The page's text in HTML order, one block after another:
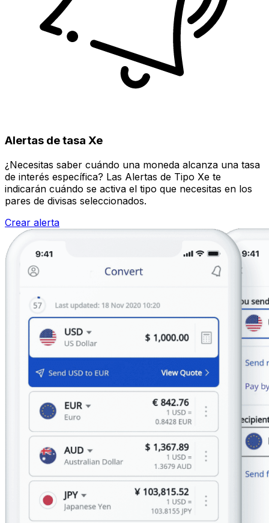
Alertas de tasa Xe
¿Necesitas saber cuándo una moneda alcanza una tasa
de interés específica? Las Alertas de Tipo Xe te
indicarán cuándo se activa el tipo que necesitas en los
pares de divisas seleccionados.
Crear alerta